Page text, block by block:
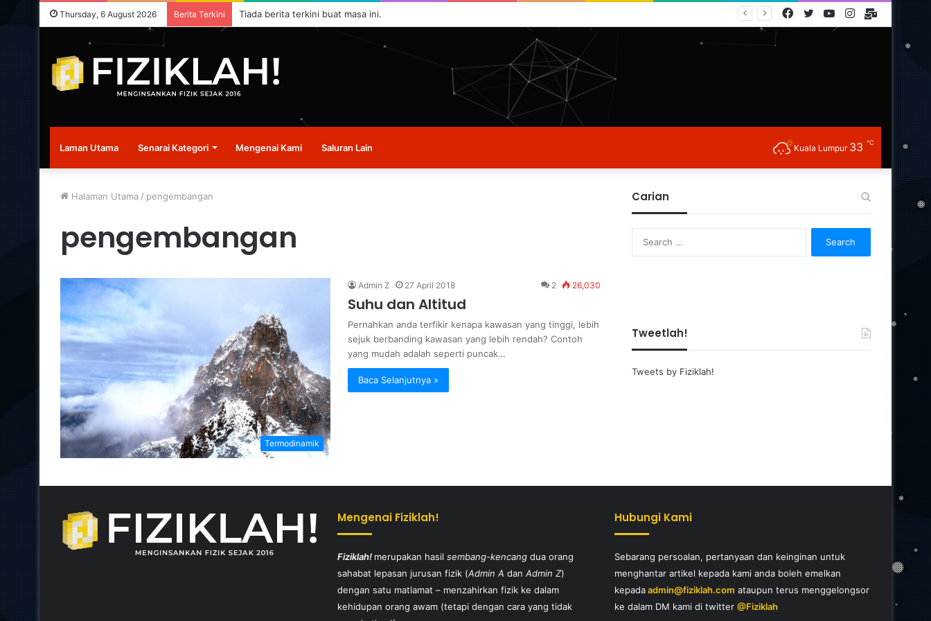
Thursday, 6 August 2026 Berita Terkini Tiada berita terkini buat masa ini.
E-
Mail
Instagram
YouTube
Twitter
Facebook
Laman Utama Senarai Kategori Mengenai Kami Saluran Lain Kuala Lumpur 33 ℃
Halaman Utama / pengembangan
pengembangan
Termodinamik
Admin Z 27 April 2018 2 26,030
Suhu dan Altitud
Pernahkan anda terfikir kenapa kawasan yang tinggi, lebih
sejuk berbanding kawasan yang lebih rendah? Contoh
yang mudah adalah seperti puncak…
Baca Selanjutnya »
Carian
Tweetlah!
Tweets by Fiziklah!
Mengenai Fiziklah!
Fiziklah! merupakan hasil sembang-kencang dua orang
sahabat lepasan jurusan fizik (Admin A dan Admin Z)
dengan satu matlamat – menzahirkan fizik ke dalam
kehidupan orang awam (tetapi dengan cara yang tidak
Hubungi Kami
Sebarang persoalan, pertanyaan dan keinginan untuk
menghantar artikel kepada kami anda boleh emelkan
kepadaadmin@fiziklah.com ataupun terus menggelongsor
ke dalam DM kami di twitter @Fiziklah